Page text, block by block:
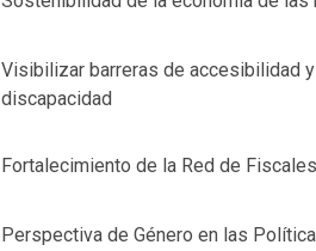
Visibilizar barreras de accesibilidad
discapacidad
Fortalecimiento de la Red de
Perspectiva de Género en las